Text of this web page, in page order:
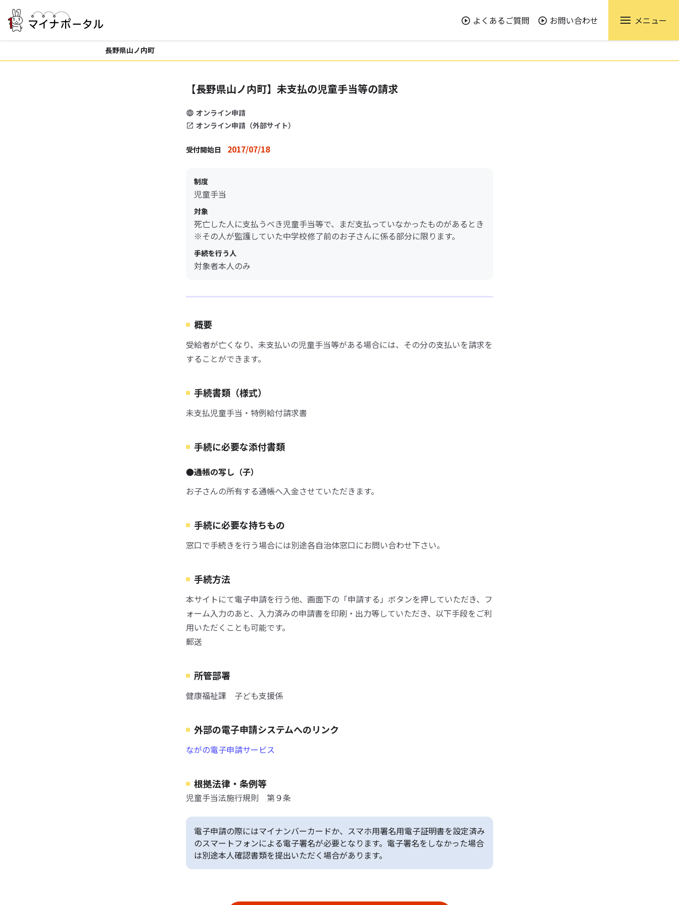
よくあるご質問 お問い合わせ メニュー
長野県山ノ内町
【長野県山ノ内町】未支払の児童手当等の請求
オンライン申請
オンライン申請（外部サイト）
受付開始日 2017/07/18
制度
児童手当
対象
死亡した人に支払うべき児童手当等で、まだ支払っていなかったものがあるとき
※その人が監護していた中学校修了前のお子さんに係る部分に限ります。
手続を行う人
対象者本人のみ
概要
受給者が亡くなり、未支払いの児童手当等がある場合には、その分の支払いを請求を
することができます。
手続書類（様式）
未支払児童手当・特例給付請求書
手続に必要な添付書類
●通帳の写し（子）
お子さんの所有する通帳へ入金させていただきます。
手続に必要な持ちもの
窓口で手続きを行う場合には別途各自治体窓口にお問い合わせ下さい。
手続方法
本サイトにて電子申請を行う他、画面下の「申請する」ボタンを押していただき、フ
ォーム入力のあと、入力済みの申請書を印刷・出力等していただき、以下手段をご利
用いただくことも可能です。
郵送
所管部署
健康福祉課 子ども支援係
外部の電子申請システムへのリンク
ながの電子申請サービス
根拠法律・条例等
児童手当法施行規則 第９条
電子申請の際にはマイナンバーカードか、スマホ用署名用電子証明書を設定済み
のスマートフォンによる電子署名が必要となります。電子署名をしなかった場合
は別途本人確認書類を提出いただく場合があります。